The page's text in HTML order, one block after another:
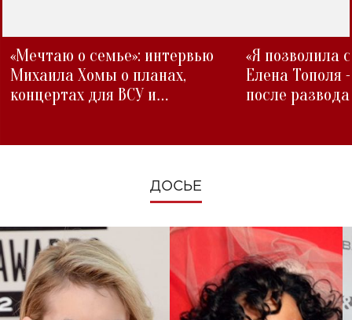
«Мечтаю о семье»: интервью
Михаила Хомы о планах,
концертах для ВСУ и
«Я позволила
Елена Тополя
после развода
ДОСЬЕ